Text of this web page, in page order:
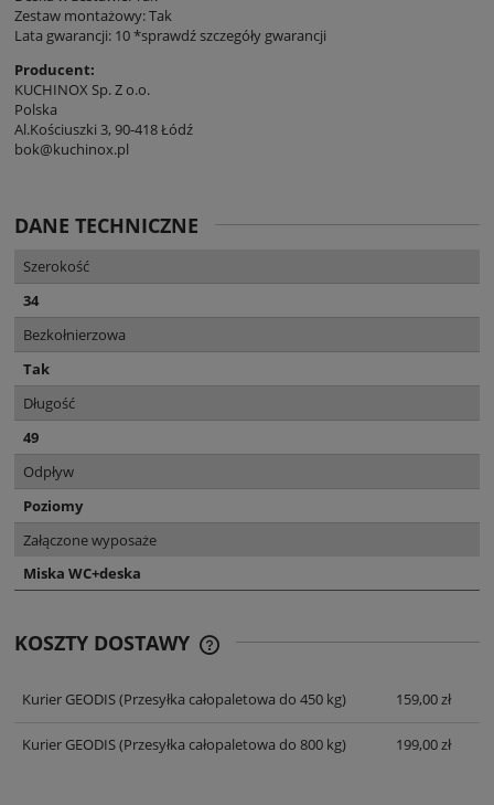
Zestaw montażowy: Tak
Lata gwarancji: 10 *sprawdź szczegóły gwarancji
Producent:
KUCHINOX Sp. Z o.o.
Polska
Al.Kościuszki 3, 90-418 Łódź
bok@kuchinox.pl
DANE TECHNICZNE
Szerokość
34
Bezkołnierzowa
Tak
Długość
49
Odpływ
Poziomy
Załączone wyposaże
Miska WC+deska
KOSZTY DOSTAWY
Kurier GEODIS(Przesyłka całopaletowa do 450 kg) 159,00 zł
Kurier GEODIS(Przesyłka całopaletowa do 800 kg) 199,00 zł